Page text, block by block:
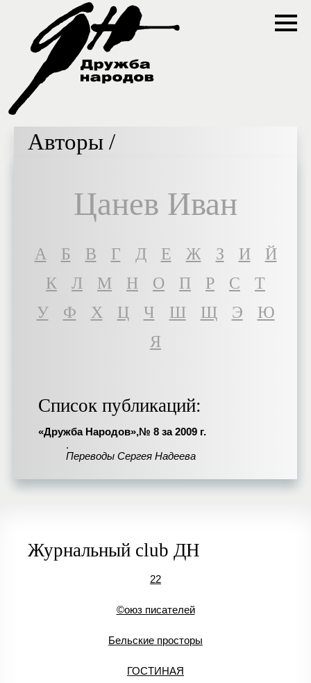
Авторы /
Цанев Иван
A Б В Г Д Е Ж З И
Й
К
Л М Н О П Р С
Т
У
Ф Х Ц Ч Ш Щ Э
Ю
Я
Список публикаций:
«Дружба Народов»,№ 8 за 2009 г.
.
Переводы Сергея Надеева
Журнальный club ДН
22
©оюз писателей
Бельские просторы
ГОСТИНАЯ